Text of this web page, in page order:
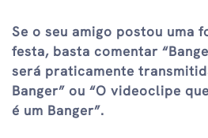
Se o seu amigo postou uma
festa, basta comentar
será praticamente
Banger” ou “O videoclipe
é um Banger”.